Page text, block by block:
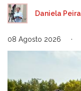
Daniela Peira
08 Agosto 2026